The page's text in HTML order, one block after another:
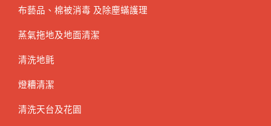
布藝品、棉被消毒 及除塵蟎護理
蒸氣拖地及地面清潔
清洗地氈
燈糟清潔
清洗天台及花園